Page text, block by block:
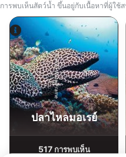
เฉพาะสิ่งที่รวมอยู่ในภาพรวม:บ
ส่งถึงโรงแรมฟรีภายในเมืองมา
ยอดเยี่ยม:ได้รับการแนะนำโด
ประสบการณ์มากกว่า 20 ปีการ
แบบเฉพาะ:กำหนดการเดินทา
ที่ดำน้ำที่คุณเลือกคุณภาพพรีเมีย
ความปลอดภัยที่เพิ่มขึ้น ความส
การฝึกอบรมระดับสูงเราตั้งตาร
ครามกับคุณ และยกระดับทักษะ
ยอดเยี่ยม!
การพบเห็นสัตว์น้ำ ขึ้นอยู่กับเนื้อหาที่ผู้ใช้
Alamy-WaterFrame
ปลาไหลมอเรย์
517การพบเห็น